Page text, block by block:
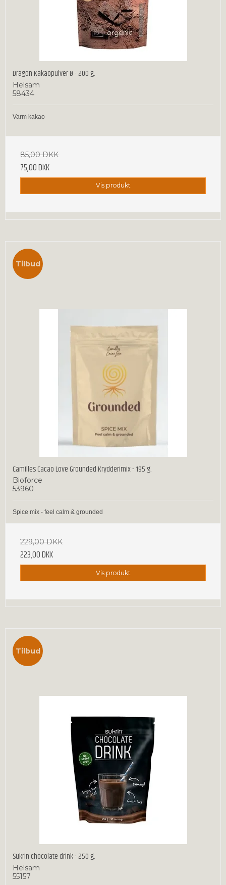
Dragon Kakaopulver Ø - 200 g.
Helsam
58434
Varm kakao
85,00 DKK
75,00 DKK
Vis produkt
Tilbud
Camilles Cacao Love Grounded Krydderimix - 195 g.
Bioforce
53960
Spice mix - feel calm & grounded
229,00 DKK
223,00 DKK
Vis produkt
Tilbud
Sukrin chocolate drink - 250 g.
Helsam
55157